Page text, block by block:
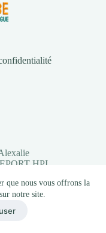
que nous vous offrons la
notre site.
HPI
confidentialité